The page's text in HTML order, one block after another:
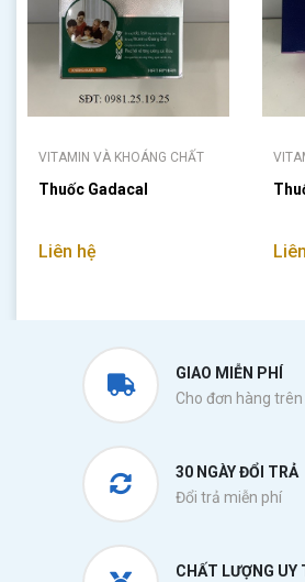
VITAMIN VÀ KHOÁNG CHẤT
Thuốc Gadacal
Liên hệ
GIAO MIỄN PHÍ
Cho đơn hàng
30 NGÀY ĐỔI TRẢ
Đổi trả miễn phí
CHẤT LƯỢNG UY